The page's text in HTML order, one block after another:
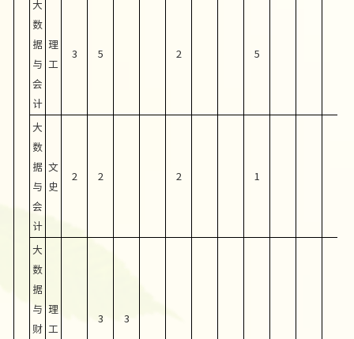
大
数
据
与
会
计
理
工
3 5 2 5
大
数
据
与
会
计
文
史
2 2 2 1
大
数
据
与
财
理
工
3 3